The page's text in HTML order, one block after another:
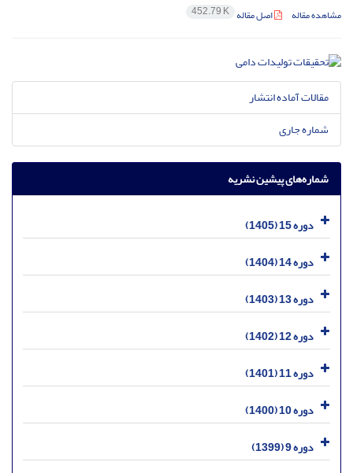
مشاهده مقاله اصل مقاله 452.79 K
مقالات آماده انتشار
شماره جاری
شماره‌های پیشین نشریه
دوره 15 (1405)
دوره 14 (1404)
دوره 13 (1403)
دوره 12 (1402)
دوره 11 (1401)
دوره 10 (1400)
دوره 9 (1399)